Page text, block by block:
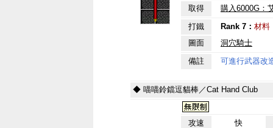
取得
購入6000G：
打鐵
Rank 7： 材料
圖面
洞穴騎士
備註
可進行武器改
◆ 喵喵鈴鐺逗貓棒／Cat Hand Club
攻速
快